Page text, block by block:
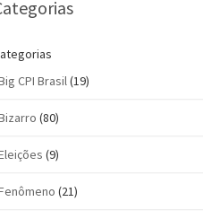
CPI Brasil(19)
(80)
(9)
(21)